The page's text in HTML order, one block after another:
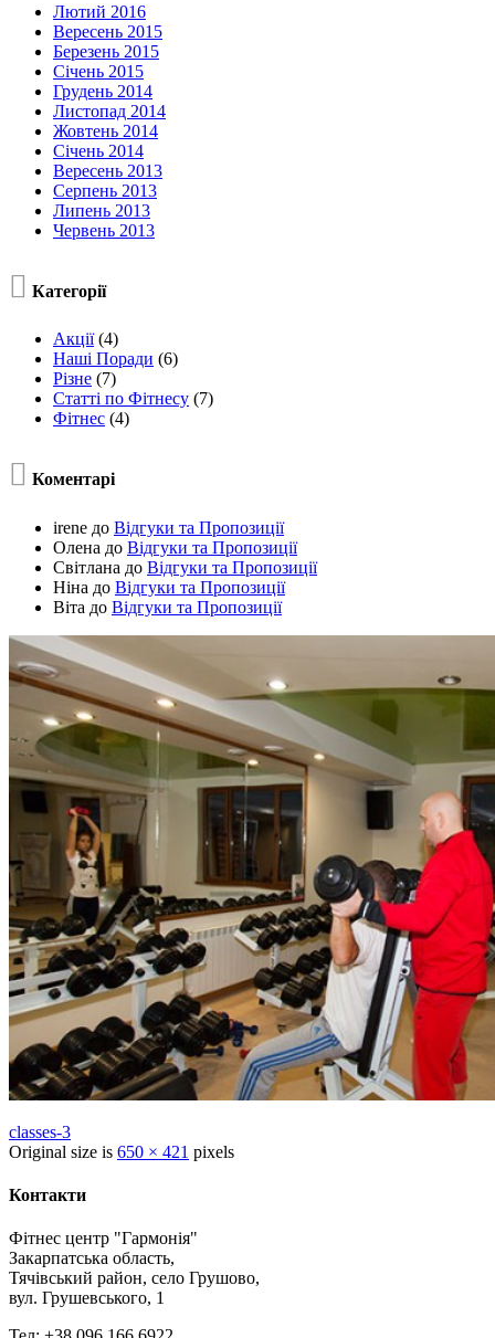
Лютий 2016
Вересень 2015
Березень 2015
Січень 2015
Грудень 2014
Листопад 2014
Жовтень 2014
Січень 2014
Вересень 2013
Серпень 2013
Липень 2013
Червень 2013
 Категорії
Акції(4)
Наші Поради (6)
Різне (7)
Статті по Фітнесу (7)
Фітнес (4)
 Коментарі
irene до Відгуки та Пропозиції
Олена до Відгуки та Пропозиції
Світлана до Відгуки та Пропозиції
Ніна до Відгуки та Пропозиції
Віта до Відгуки та Пропозиції
classes-3
Original size is 650 × 421 pixels
Контакти
Фітнес центр "Гармонія"
Закарпатська область,
Тячівський район, село Грушово,
вул. Грушевського, 1